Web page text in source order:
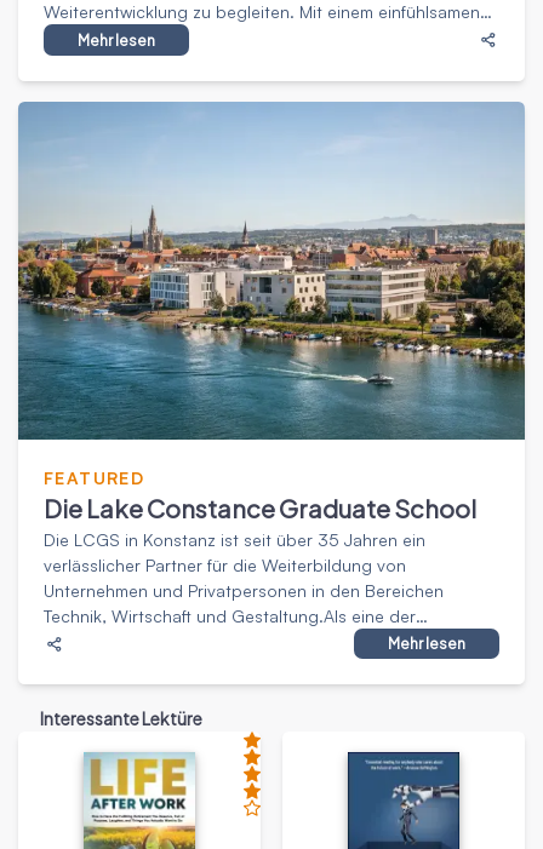
Weiterentwicklung zu begleiten. Mit einem einfühlsamen
und lösungsorientierten Ansatz unterstützt sie bei
Themen wie Stressbewältigung, Resilienz, Work-Life-
Balance und Selbstfindung. Ihr Ziel ist es, neue
Mehr lesen
FEATURED
Die Lake Constance Graduate School
Die LCGS in Konstanz ist seit über 35 Jahren ein
verlässlicher Partner für die Weiterbildung von
Unternehmen und Privatpersonen in den Bereichen
Technik, Wirtschaft und Gestaltung.Als eine der
führenden Weiterbildungsinstitutionen bietet das LCGS
alle Altersgruppen.Für Mid-Career-Professionals werden
kompakte Kurse zu aktuellen Themen angeboten, wie
TransformationTechnologieNachhaltigkeitFührung und
InternationalisierungDaten, Regulierung und
RechtZusätzlich bietet der Studiengang zwei
viersemestrige Masterstudiengänge mit den
Mehr lesen
Interessante Lektüre